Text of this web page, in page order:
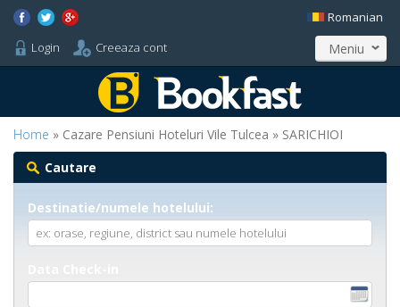
Login Creeaza cont
Romanian
Meniu
Home » Cazare Pensiuni Hoteluri Vile Tulcea » SARICHIOI
Cautare
Destinatie/numele hotelului: